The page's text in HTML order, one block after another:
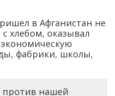
в Афганистан не
хлебом, оказывал
фабрики, школы,
против нашей